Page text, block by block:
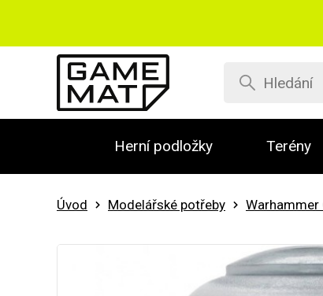
Herní podložky Terény
Úvod Modelářské potřeby Warhammer